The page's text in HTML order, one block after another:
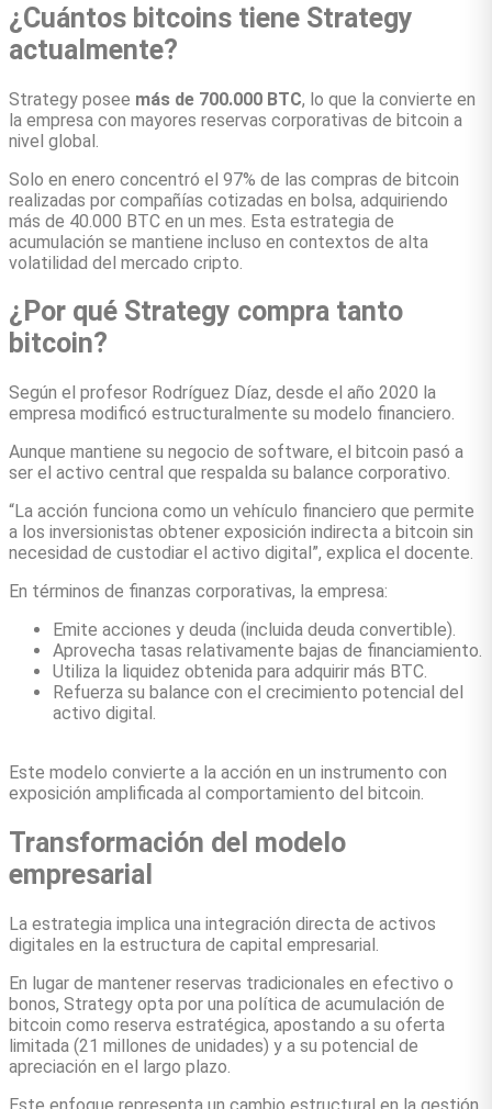
¿Cuántos bitcoins tiene Strategy
actualmente?
Strategy posee más de 700.000 BTC, lo que la convierte en
la empresa con mayores reservas corporativas de bitcoin a
nivel global.
Solo en enero concentró el 97% de las compras de bitcoin
realizadas por compañías cotizadas en bolsa, adquiriendo
más de 40.000 BTC en un mes. Esta estrategia de
acumulación se mantiene incluso en contextos de alta
volatilidad del mercado cripto.
¿Por qué Strategy compra tanto
bitcoin?
Según el profesor Rodríguez Díaz, desde el año 2020 la
empresa modificó estructuralmente su modelo financiero.
Aunque mantiene su negocio de software, el bitcoin pasó a
ser el activo central que respalda su balance corporativo.
“La acción funciona como un vehículo financiero que permite
a los inversionistas obtener exposición indirecta a bitcoin sin
necesidad de custodiar el activo digital”, explica el docente.
En términos de finanzas corporativas, la empresa:
Emite acciones y deuda (incluida deuda convertible).
Aprovecha tasas relativamente bajas de financiamiento.
Utiliza la liquidez obtenida para adquirir más BTC.
Refuerza su balance con el crecimiento potencial del
activo digital.
Este modelo convierte a la acción en un instrumento con
exposición amplificada al comportamiento del bitcoin.
Transformación del modelo
empresarial
La estrategia implica una integración directa de activos
digitales en la estructura de capital empresarial.
En lugar de mantener reservas tradicionales en efectivo o
bonos, Strategy opta por una política de acumulación de
bitcoin como reserva estratégica, apostando a su oferta
limitada (21 millones de unidades) y a su potencial de
apreciación en el largo plazo.
Este enfoque representa un cambio estructural en la gestión